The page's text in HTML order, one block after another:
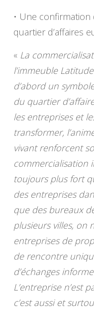
• Une confirmation
quartier d’affaires
« La
l’immeuble
d’abord un
du quartier
les entreprises et
transformer,
vivant renforcent
commercialisation
toujours plus fort
des entreprises
que des bureaux
plusieurs villes, on
entreprises de
de rencontre
d’échanges
L’entreprise n’est
c’est aussi et